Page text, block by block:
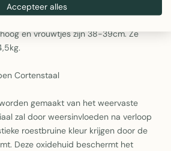
oranjeschimmel,
en vrouwtjes zijn 38-39cm. Ze
Cortenstaal
gemaakt van het weervaste
zal door weersinvloeden na verloop
roestbruine kleur krijgen door de
Deze oxidehuid beschermt het
Accepteer alles